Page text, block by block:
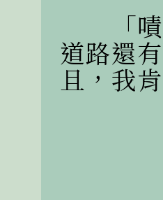
「嘖
道路還
且，我